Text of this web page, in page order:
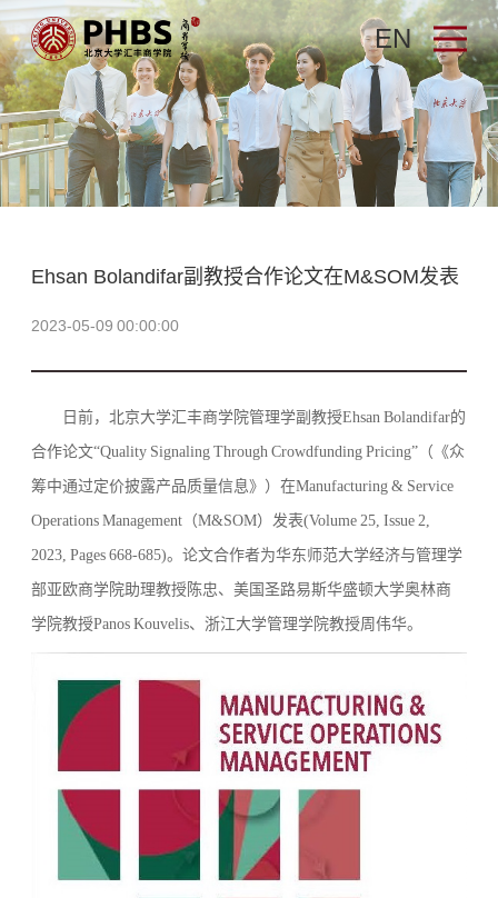
EN
Ehsan Bolandifar副教授合作论文在M&SOM发表
2023-05-09 00:00:00
日前，北京大学汇丰商学院管理学副教授Ehsan Bolandifar的
合作论文“Quality Signaling Through Crowdfunding Pricing”（《众
筹中通过定价披露产品质量信息》）在Manufacturing & Service
Operations Management（M&SOM）发表(Volume 25, Issue 2,
2023, Pages 668-685)。论文合作者为华东师范大学经济与管理学
部亚欧商学院助理教授陈忠、美国圣路易斯华盛顿大学奥林商
学院教授Panos Kouvelis、浙江大学管理学院教授周伟华。